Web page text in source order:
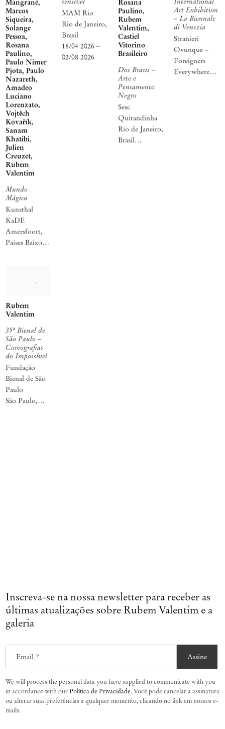
Mundo
Mágico
Marcos
Siqueira,
Solange
Pessoa,
Rosana
Paulino,
Paulo Nimer
Pjota, Paulo
Nazareth,
Amadeo
Luciano
Lorenzato,
Vojtěch
Kovařík,
Sanam
Khatibi,
Julien
Creuzet,
Rubem
Valentim
Kunsthal
KaDE
Amersfoort,
Países Baixos
MAM Rio
Rio de Janeiro,
Brasil
18/04 2026 –
02/08 2026
Dos Brasis –
Arte e
Pensamento
Negro
Paulino,
Rubem
Valentim,
Castiel
Vitorino
Brasileiro
Sesc
Quitandinha
Rio de Janeiro,
Brasil
Art Exhibition
– La Biennale
di Venezia
Stranieri
Ovunque –
Foreigners
Everywhere
35ª Bienal de
São Paulo –
Coreografias
do Impossível
Rubem
Valentim
Fundação
Bienal de São
Paulo
São Paulo,
Inscreva-se na nossa newsletter para receber as
últimas atualizações sobre Rubem Valentim e a
galeria
Email * Assine
We will process the personal data you have supplied to communicate with you
in accordance with our Política de Privacidade. Você pode cancelar a assinatura
ou alterar suas preferências a qualquer momento, clicando no link em nossos e-
mails.